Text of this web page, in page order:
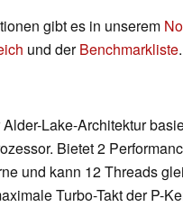
gibt es in unserem
und derBenchmarkliste.
Alder-Lake-Architektur
Bietet 2
und kann 12 Threads
Turbo-Takt der P-